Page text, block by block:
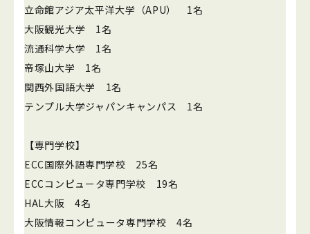
立命館アジア太平洋大学（APU） 1名
大阪観光大学 1名
流通科学大学 1名
帝塚山大学 1名
関西外国語大学 1名
テンプル大学ジャパンキャンパス 1名
【専門学校】
ECC国際外語専門学校 25名
ECCコンピュータ専門学校 19名
HAL大阪 4名
大阪情報コンピュータ専門学校 4名